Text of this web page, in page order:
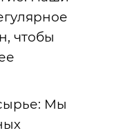
чтобы
: Мы